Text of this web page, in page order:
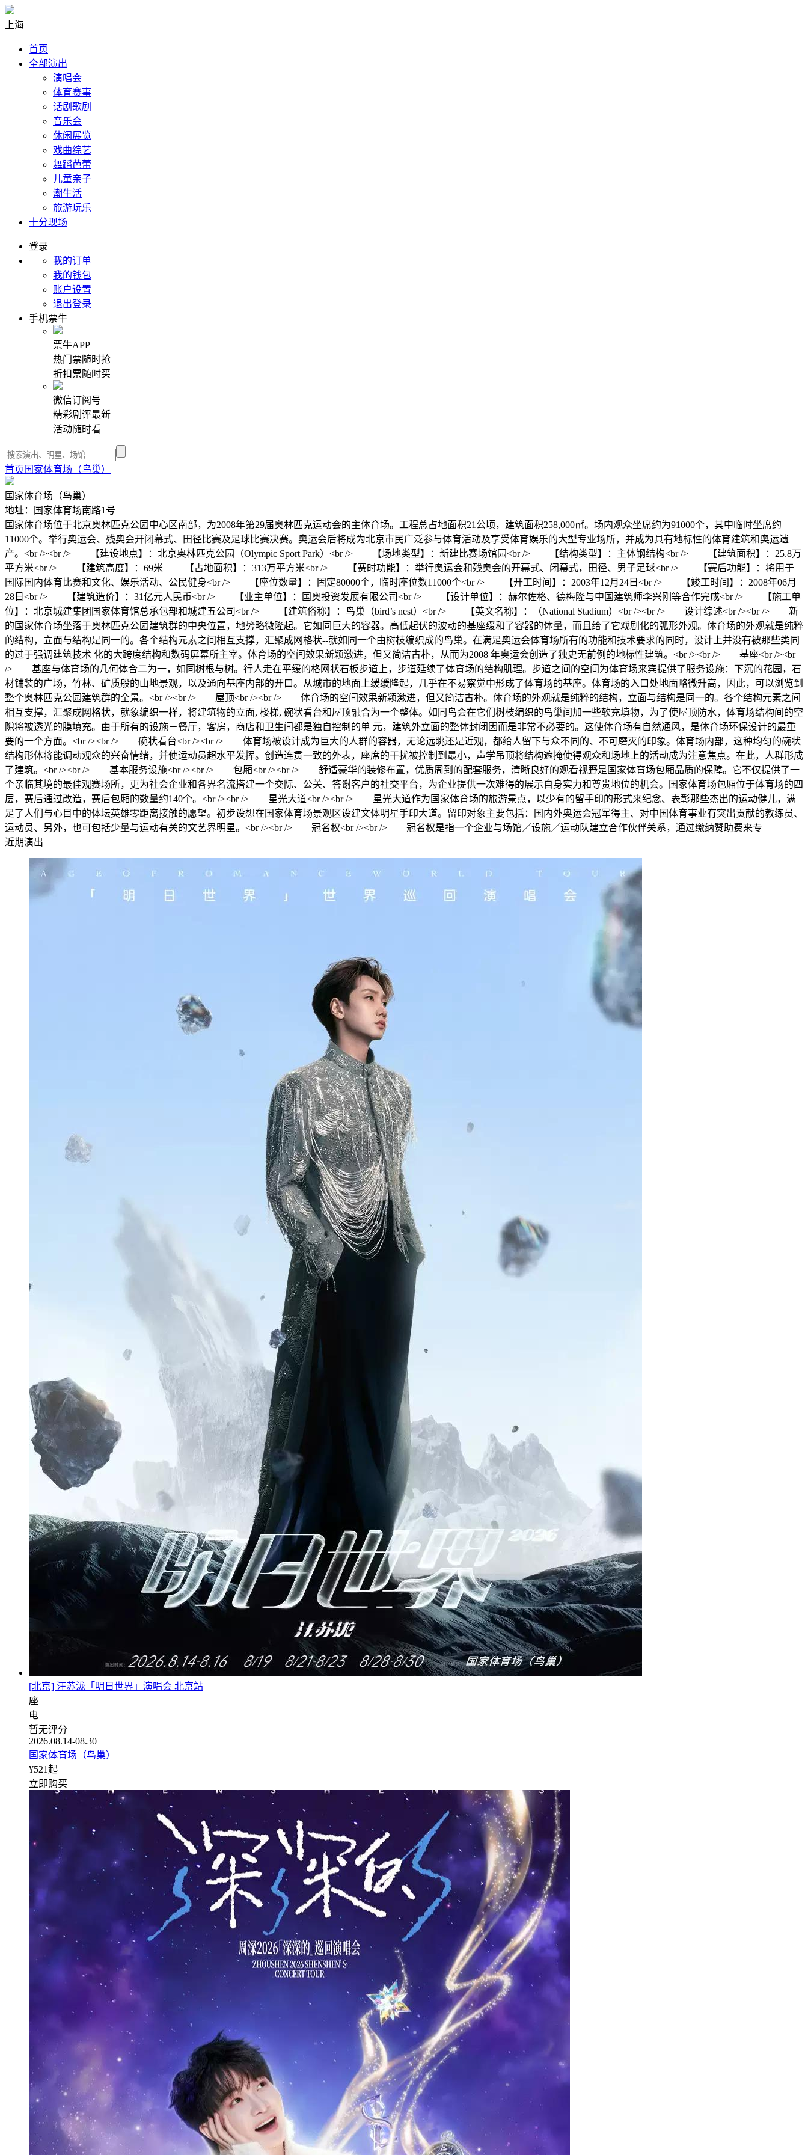
上海
首页
全部演出
演唱会
体育赛事
话剧歌剧
音乐会
休闲展览
戏曲综艺
舞蹈芭蕾
儿童亲子
潮生活
旅游玩乐
十分现场
登录
我的订单
我的钱包
账户设置
退出登录
手机票牛
票牛APP
热门票随时抢
折扣票随时买
微信订阅号
精彩剧评最新
活动随时看
首页 国家体育场（鸟巢）
国家体育场（鸟巢）
地址：国家体育场南路1号
国家体育场位于北京奥林匹克公园中心区南部，为2008年第29届奥林匹克运动会的主体育场。工程总占地面积21公顷，建筑面积258,000㎡。场内观众坐席约为91000个，其中临时坐席约
11000个。举行奥运会、残奥会开闭幕式、田径比赛及足球比赛决赛。奥运会后将成为北京市民广泛参与体育活动及享受体育娱乐的大型专业场所，并成为具有地标性的体育建筑和奥运遗
产。<br /><br /> 【建设地点】：北京奥林匹克公园（Olympic Sport Park）<br /> 【场地类型】：新建比赛场馆园<br /> 【结构类型】：主体钢结构<br /> 【建筑面积】：25.8万
平方米<br /> 【建筑高度】：69米 【占地面积】：313万平方米<br /> 【赛时功能】：举行奥运会和残奥会的开幕式、闭幕式，田径、男子足球<br /> 【赛后功能】：将用于
国际国内体育比赛和文化、娱乐活动、公民健身<br /> 【座位数量】：固定80000个，临时座位数11000个<br /> 【开工时间】：2003年12月24日<br /> 【竣工时间】：2008年06月
28日<br /> 【建筑造价】：31亿元人民币<br /> 【业主单位】：国奥投资发展有限公司<br /> 【设计单位】：赫尔佐格、德梅隆与中国建筑师李兴刚等合作完成<br /> 【施工单
位】：北京城建集团国家体育馆总承包部和城建五公司<br /> 【建筑俗称】：鸟巢（bird’s nest）<br /> 【英文名称】：（National Stadium）<br /><br /> 设计综述<br /><br /> 新
的国家体育场坐落于奥林匹克公园建筑群的中央位置，地势略微隆起。它如同巨大的容器。高低起伏的波动的基座缓和了容器的体量，而且给了它戏剧化的弧形外观。体育场的外观就是纯粹
的结构，立面与结构是同一的。各个结构元素之间相互支撑，汇聚成网格状--就如同一个由树枝编织成的鸟巢。在满足奥运会体育场所有的功能和技术要求的同时，设计上并没有被那些类同
的过于强调建筑技术 化的大跨度结构和数码屏幕所主宰。体育场的空间效果新颖激进，但又简洁古朴，从而为2008 年奥运会创造了独史无前例的地标性建筑。<br /><br /> 基座<br /><br
/> 基座与体育场的几何体合二为一，如同树根与树。行人走在平缓的格网状石板步道上，步道延续了体育场的结构肌理。步道之间的空间为体育场来宾提供了服务设施：下沉的花园，石
材铺装的广场，竹林、矿质般的山地景观，以及通向基座内部的开口。从城市的地面上缓缓隆起，几乎在不易察觉中形成了体育场的基座。体育场的入口处地面略微升高，因此，可以浏览到
整个奥林匹克公园建筑群的全景。<br /><br /> 屋顶<br /><br /> 体育场的空间效果新颖激进，但又简洁古朴。体育场的外观就是纯粹的结构，立面与结构是同一的。各个结构元素之间
相互支撑，汇聚成网格状，就象编织一样，将建筑物的立面, 楼梯, 碗状看台和屋顶融合为一个整体。如同鸟会在它们树枝编织的鸟巢间加一些软充填物，为了使屋顶防水，体育场结构间的空
隙将被透光的膜填充。由于所有的设施－餐厅，客房，商店和卫生间都是独自控制的单 元，建筑外立面的整体封闭因而是非常不必要的。这使体育场有自然通风，是体育场环保设计的最重
要的一个方面。<br /><br /> 碗状看台<br /><br /> 体育场被设计成为巨大的人群的容器，无论远眺还是近观，都给人留下与众不同的、不可磨灭的印象。体育场内部，这种均匀的碗状
结构形体将能调动观众的兴奋情绪，并使运动员超水平发挥。创造连贯一致的外表，座席的干扰被控制到最小，声学吊顶将结构遮掩使得观众和场地上的活动成为注意焦点。在此，人群形成
了建筑。<br /><br /> 基本服务设施<br /><br /> 包厢<br /><br /> 舒适豪华的装修布置，优质周到的配套服务，清晰良好的观看视野是国家体育场包厢品质的保障。它不仅提供了一
个亲临其境的最佳观赛场所，更为社会企业和各界名流搭建一个交际、公关、答谢客户的社交平台，为企业提供一次难得的展示自身实力和尊贵地位的机会。国家体育场包厢位于体育场的四
层，赛后通过改造，赛后包厢的数量约140个。<br /><br /> 星光大道<br /><br /> 星光大道作为国家体育场的旅游景点，以少有的留手印的形式来纪念、表彰那些杰出的运动健儿，满
足了人们与心目中的体坛英雄零距离接触的愿望。初步设想在国家体育场景观区设建文体明星手印大道。留印对象主要包括：国内外奥运会冠军得主、对中国体育事业有突出贡献的教练员、
运动员、另外，也可包括少量与运动有关的文艺界明星。<br /><br /> 冠名权<br /><br /> 冠名权是指一个企业与场馆／设施／运动队建立合作伙伴关系，通过缴纳赞助费来专
近期演出
[北京] 汪苏泷「明日世界」演唱会 北京站
座
电
暂无评分
2026.08.14-08.30
国家体育场（鸟巢）
¥521起
立即购买